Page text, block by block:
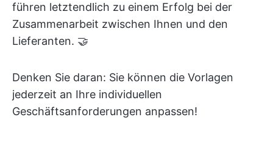
führen letztendlich zu einem Erfolg bei der
Zusammenarbeit zwischen Ihnen und den
Lieferanten. 🤝
Denken Sie daran: Sie können die Vorlagen
jederzeit an Ihre individuellen
Geschäftsanforderungen anpassen!